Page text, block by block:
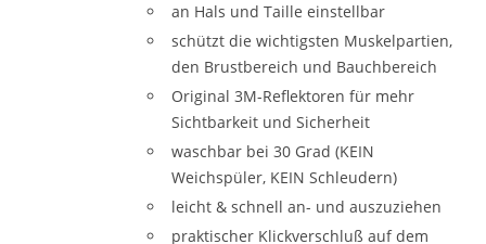
an Hals und Taille einstellbar
schützt die wichtigsten Muskelpartien,
den Brustbereich und Bauchbereich
Original 3M-Reflektoren für mehr
Sichtbarkeit und Sicherheit
waschbar bei 30 Grad (KEIN
Weichspüler, KEIN Schleudern)
leicht & schnell an- und auszuziehen
praktischer Klickverschluß auf dem